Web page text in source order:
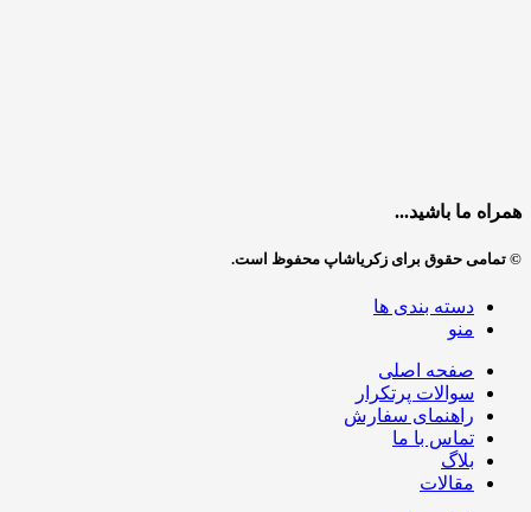
همراه ما باشید...
© تمامی حقوق برای زکریاشاپ محفوظ است.
دسته بندی ها
منو
صفحه اصلی
سوالات پرتکرار
راهنمای سفارش
تماس با ما
بلاگ
مقالات